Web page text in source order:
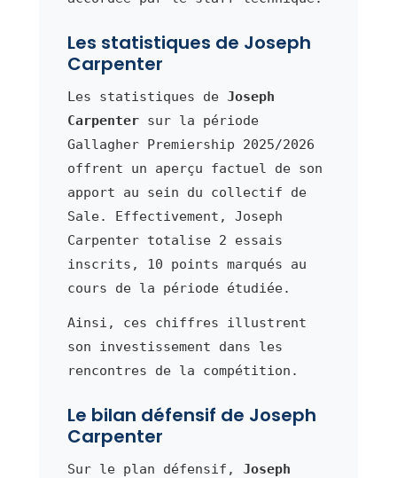
Les statistiques de Joseph
Carpenter
Les statistiques de Joseph
Carpentersur la période
Gallagher Premiership 2025/2026
offrent un aperçu factuel de son
apport au sein du collectif de
Sale. Effectivement, Joseph
Carpenter totalise 2 essais
inscrits, 10 points marqués au
cours de la période étudiée.
Ainsi, ces chiffres illustrent
son investissement dans les
rencontres de la compétition.
Le bilan défensif de Joseph
Carpenter
Sur le plan défensif, Joseph